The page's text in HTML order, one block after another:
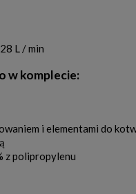
L / min
w komplecie:
i elementami do
z polipropylenu